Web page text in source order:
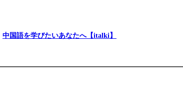
中国語を学びたいあなたへ【italki】